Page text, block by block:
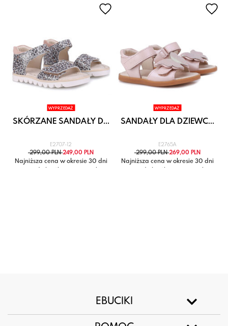
WYPRZEDAŻ
SKÓRZANE SANDAŁY D...
E2707-12
299,00 PLN249,00 PLN
Najniższa cena w okresie 30 dni
WYPRZEDAŻ
SANDAŁY DLA DZIEWC...
E2765A
299,00 PLN269,00 PLN
Najniższa cena w okresie 30 dni
EBUCIKI